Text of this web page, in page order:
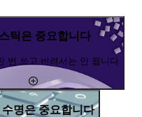
틱은 중요합니다
번 쓰고 버려서는 안 됩니다
명은 중요합니다